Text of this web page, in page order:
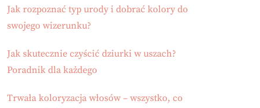
Jak rozpoznać typ urody i dobrać kolory do
swojego wizerunku?
Jak skutecznie czyścić dziurki w uszach?
Poradnik dla każdego
Trwała koloryzacja włosów – wszystko, co